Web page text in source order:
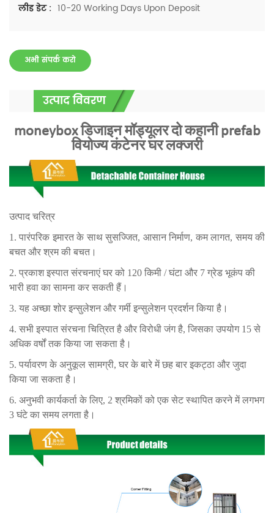
लीड डेट : 10-20 Working Days Upon Deposit
अभी संपर्क करो
उत्पाद विवरण
moneybox डिजाइन मॉड्यूलर दो कहानी prefab
वियोज्य कंटेनर घर लक्जरी
उत्पाद चरित्र
1. पारंपरिक इमारत के साथ सुसज्जित, आसान निर्माण, कम लागत, समय की
बचत और श्रम की बचत।
2. प्रकाश इस्पात संरचनाएं घर को 120 किमी / घंटा और 7 ग्रेड भूकंप की
भारी हवा का सामना कर सकती हैं।
3. यह अच्छा शोर इन्सुलेशन और गर्मी इन्सुलेशन प्रदर्शन किया है।
4. सभी इस्पात संरचना चित्रित है और विरोधी जंग है, जिसका उपयोग 15 से
अधिक वर्षों तक किया जा सकता है।
5. पर्यावरण के अनुकूल सामग्री, घर के बारे में छह बार इकट्ठा और जुदा
किया जा सकता है।
6. अनुभवी कार्यकर्ता के लिए, 2 श्रमिकों को एक सेट स्थापित करने में लगभग
3 घंटे का समय लगता है।